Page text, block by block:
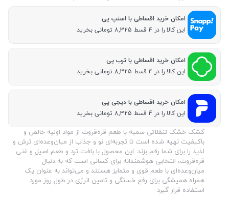
امکان خرید اقساطی با اسنپ پی
این کالا را در 4 قسط 8,325 تومانی بخرید
امکان خرید اقساطی با ترب پی
این کالا را در 4 قسط 8,325 تومانی بخرید
امکان خرید اقساطی با دیجی پی
این کالا را در 4 قسط 8,325 تومانی بخرید
کشک خشک تنقلاتی سمیه با طعم قره‌قروت از مواد اولیه خالص و
باکیفیت تهیه شده است تا تجربه‌ای نو و جذاب از میان‌وعده‌ای ترش و
لذیذ را برای شما رقم بزند. این محصول با بافت ترد و طعم اصیل و غنی
قره‌قروت، انتخابی هوشمندانه برای کسانی است که به دنبال
میان‌وعده‌ای با طعم قوی و متمایز هستند و می‌تواند به عنوان یک
همراه همیشگی برای رفع خستگی و تامین انرژی در طول روز مورد
استفاده قرار گیرد